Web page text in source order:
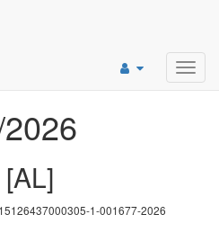
1-001677-2026